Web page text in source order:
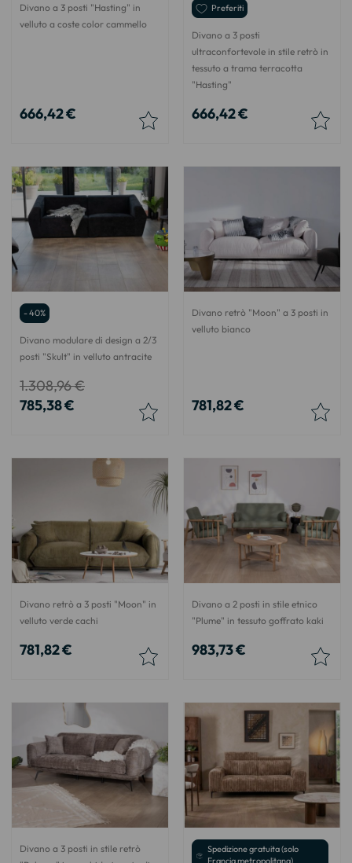
Divano a 3 posti "Hasting" in
velluto a coste color cammello
666,42 €
Preferiti
Divano a 3 posti
ultraconfortevole in stile retrò in
tessuto a trama terracotta
"Hasting"
666,42 €
- 40%
Divano modulare di design a 2/3
posti "Skult" in velluto antracite
785,38 €
1.308,96 €
Divano retrò "Moon" a 3 posti in
velluto bianco
781,82 €
Divano retrò a 3 posti "Moon" in
velluto verde cachi
781,82 €
Divano a 2 posti in stile etnico
"Plume" in tessuto goffrato kaki
983,73 €
Divano a 3 posti in stile retrò
Spedizione gratuita (solo
Francia metropolitana)